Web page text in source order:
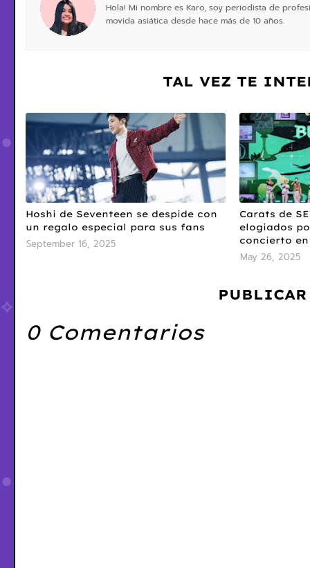
Hola! Mi nombre es Karo, soy periodista de
movida asiática desde hace más de 10 años.
TAL VEZ TE
Hoshi de Seventeen se despide con
un regalo especial para sus fans
September 16, 2025
Carats de
elogiados
concierto
May 26, 2025
0 Comentarios